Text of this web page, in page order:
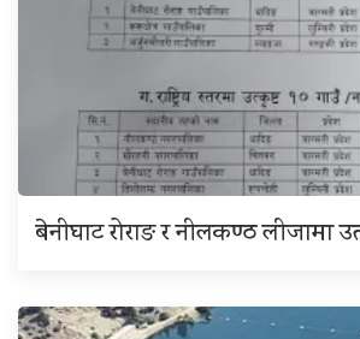
बेनीघाट रोराङ र नीलकण्ठ लीजामा